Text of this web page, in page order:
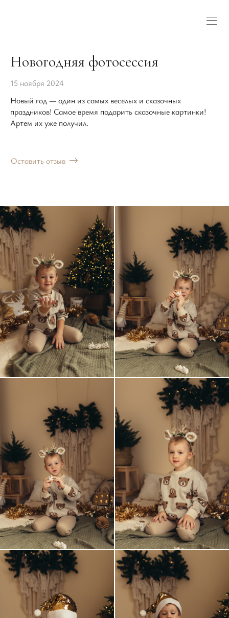
Новогодняя фотосессия
15 ноября 2024
Новый год — один из самых веселых и сказочных
праздников! Самое время подарить сказочные картинки!
Артем их уже получил.
Оставить отзыв